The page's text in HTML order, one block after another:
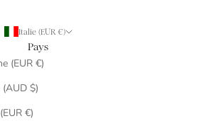
Italie (EUR €)
Pays
Allemagne (EUR €)
Australie (AUD $)
Autriche (EUR €)